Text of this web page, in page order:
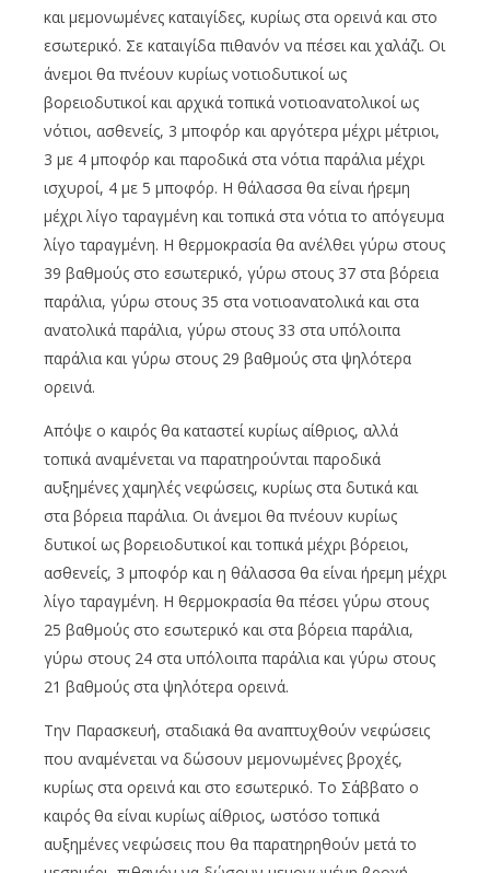
και μεμονωμένες καταιγίδες, κυρίως στα ορεινά και στο
εσωτερικό. Σε καταιγίδα πιθανόν να πέσει και χαλάζι. Οι
άνεμοι θα πνέουν κυρίως νοτιοδυτικοί ως
βορειοδυτικοί και αρχικά τοπικά νοτιοανατολικοί ως
νότιοι, ασθενείς, 3 μποφόρ και αργότερα μέχρι μέτριοι,
3 με 4 μποφόρ και παροδικά στα νότια παράλια μέχρι
ισχυροί, 4 με 5 μποφόρ. Η θάλασσα θα είναι ήρεμη
μέχρι λίγο ταραγμένη και τοπικά στα νότια το απόγευμα
λίγο ταραγμένη. Η θερμοκρασία θα ανέλθει γύρω στους
39 βαθμούς στο εσωτερικό, γύρω στους 37 στα βόρεια
παράλια, γύρω στους 35 στα νοτιοανατολικά και στα
ανατολικά παράλια, γύρω στους 33 στα υπόλοιπα
παράλια και γύρω στους 29 βαθμούς στα ψηλότερα
ορεινά.
Απόψε ο καιρός θα καταστεί κυρίως αίθριος, αλλά
τοπικά αναμένεται να παρατηρούνται παροδικά
αυξημένες χαμηλές νεφώσεις, κυρίως στα δυτικά και
στα βόρεια παράλια. Οι άνεμοι θα πνέουν κυρίως
δυτικοί ως βορειοδυτικοί και τοπικά μέχρι βόρειοι,
ασθενείς, 3 μποφόρ και η θάλασσα θα είναι ήρεμη μέχρι
λίγο ταραγμένη. Η θερμοκρασία θα πέσει γύρω στους
25 βαθμούς στο εσωτερικό και στα βόρεια παράλια,
γύρω στους 24 στα υπόλοιπα παράλια και γύρω στους
21 βαθμούς στα ψηλότερα ορεινά.
Την Παρασκευή, σταδιακά θα αναπτυχθούν νεφώσεις
που αναμένεται να δώσουν μεμονωμένες βροχές,
κυρίως στα ορεινά και στο εσωτερικό. Το Σάββατο ο
καιρός θα είναι κυρίως αίθριος, ωστόσο τοπικά
αυξημένες νεφώσεις που θα παρατηρηθούν μετά το